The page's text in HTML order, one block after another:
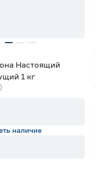
Настоящий
1 кг
наличие